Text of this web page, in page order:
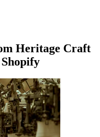
Heritage Craft